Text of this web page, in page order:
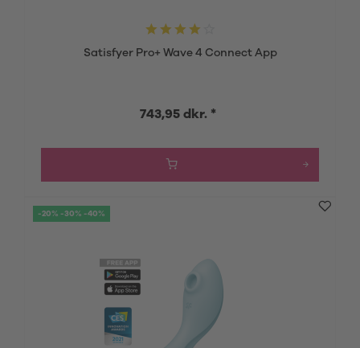
Satisfyer Pro+ Wave 4 Connect App
743,95 dkr. *
-20% -30% -40%